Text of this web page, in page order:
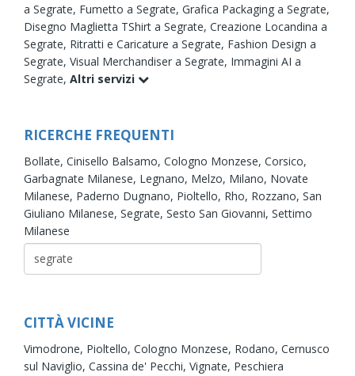
a Segrate, Fumetto a Segrate, Grafica Packaging a Segrate,
Disegno Maglietta TShirt a Segrate, Creazione Locandina a
Segrate, Ritratti e Caricature a Segrate, Fashion Design a
Segrate, Visual Merchandiser a Segrate, Immagini AI a
Segrate, Altri servizi
RICERCHE FREQUENTI
Bollate, Cinisello Balsamo, Cologno Monzese, Corsico,
Garbagnate Milanese, Legnano, Melzo, Milano, Novate
Milanese, Paderno Dugnano, Pioltello, Rho, Rozzano, San
Giuliano Milanese, Segrate, Sesto San Giovanni, Settimo
Milanese
CITTÀ VICINE
Vimodrone, Pioltello, Cologno Monzese, Rodano, Cernusco
sul Naviglio, Cassina de' Pecchi, Vignate, Peschiera